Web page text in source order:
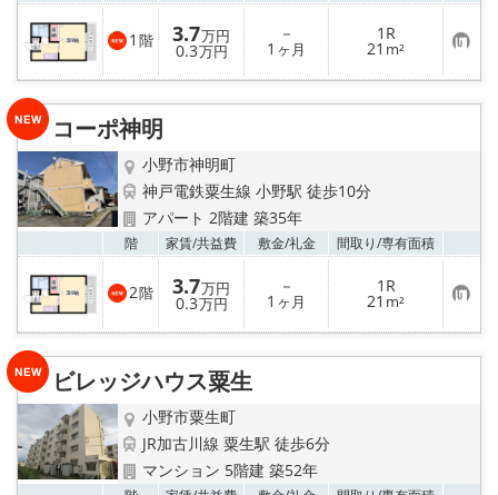
1 階 3.7万円
0.3万円
－
1 ヶ月
1R
21 m² お
気
に
り
コーポ神明
小野市神明町
神戸電鉄粟生線 小野駅 徒歩10分
アパート 2階建 築35年
階 家賃/共益費 敷金/礼金 間取り/専有面積
2階 3.7万円
0.3万円
－
1 ヶ月
1R
21 m² お
気
に
り
ビレッジハウス粟生
小野市粟生町
JR加古川線 粟生駅 徒歩6分
マンション 5階建 築52年